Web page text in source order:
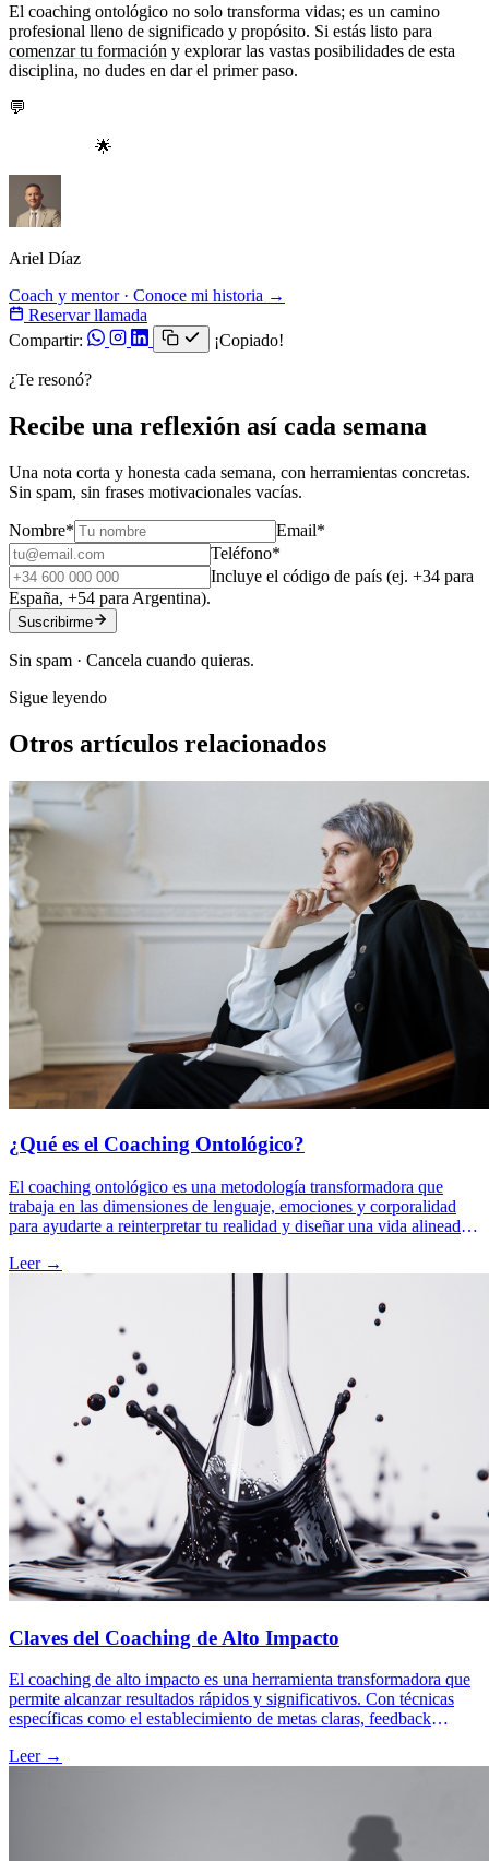
El coaching ontológico no solo transforma vidas; es un camino
profesional lleno de significado y propósito. Si estás listo para
comenzar tu formación y explorar las vastas posibilidades de esta
disciplina, no dudes en dar el primer paso.
💬
🌟
Ariel Díaz
Coach y mentor · Conoce mi historia →
Reservar llamada
Compartir:
¡Copiado!
¿Te resonó?
Recibe una reflexión así cada semana
Una nota corta y honesta cada semana, con herramientas concretas.
Sin spam, sin frases motivacionales vacías.
Nombre* Email*
Teléfono*
Incluye el código de país (ej. +34 para
España, +54 para Argentina).
Suscribirme
Sin spam · Cancela cuando quieras.
Sigue leyendo
Otros artículos relacionados
¿Qué es el Coaching Ontológico?
El coaching ontológico es una metodología transformadora que
trabaja en las dimensiones de lenguaje, emociones y corporalidad
para ayudarte a reinterpretar tu realidad y diseñar una vida alineada
quién eres mientras lo haces.
Leer →
Claves del Coaching de Alto Impacto
El coaching de alto impacto es una herramienta transformadora que
permite alcanzar resultados rápidos y significativos. Con técnicas
específicas como el establecimiento de metas claras, feedback
Leer →